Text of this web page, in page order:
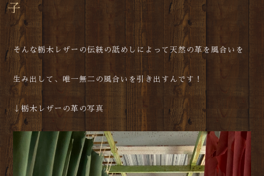
子
そんな栃木レザーの伝統の舐めしによって天然の革を風合いを
生み出して、唯一無二の風合いを引き出すんです！
↓栃木レザーの革の写真